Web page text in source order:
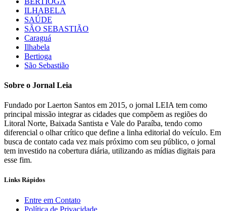
ILHABELA
SAÚDE
SÃO SEBASTIÃO
Caraguá
Ilhabela
Bertioga
São Sebastião
Sobre o Jornal Leia
Fundado por Laerton Santos em 2015, o jornal LEIA tem como
principal missão integrar as cidades que compõem as regiões do
Litoral Norte, Baixada Santista e Vale do Paraíba, tendo como
diferencial o olhar crítico que define a linha editorial do veículo. Em
busca de contato cada vez mais próximo com seu público, o jornal
tem investido na cobertura diária, utilizando as mídias digitais para
esse fim.
Links Rápidos
Entre em Contato
Política de Privacidade